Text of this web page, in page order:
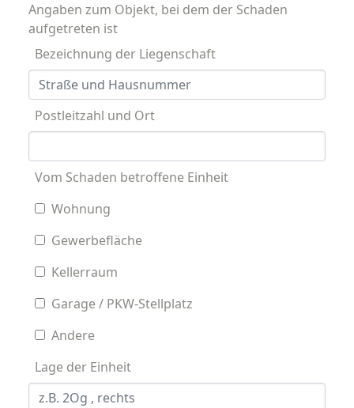
Angaben zum Objekt, bei dem der Schaden
aufgetreten ist
Bezeichnung der Liegenschaft
Postleitzahl und Ort
Vom Schaden betroffene Einheit
Wohnung
Gewerbefläche
Kellerraum
Garage / PKW-Stellplatz
Andere
Lage der Einheit